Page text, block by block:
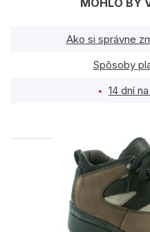
Ako si správne
Spôsoby
14 dní
PODOBNÉ